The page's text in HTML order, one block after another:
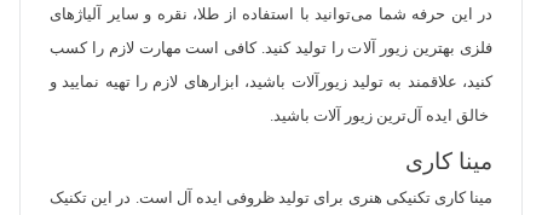
در این حرفه شما می‌توانید با استفاده از طلا، نقره و سایر آلیاژ‌های
فلزی بهترین زیور آلات را تولید کنید. کافی است مهارت لازم را کسب
کنید، علاقمند به تولید زیورآلات باشید، ابزارهای لازم را تهیه نمایید و
خالق ایده آل‌ترین زیور آلات باشید.
مینا کاری
مینا کاری تکنیکی هنری برای تولید ظروفی ایده آل است. در این تکنیک